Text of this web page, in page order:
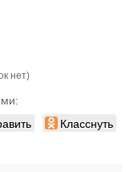
нет)
Класснуть